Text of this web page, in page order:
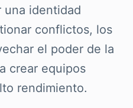
identidad
conflictos, los
el poder de la
crear equipos
rendimiento.